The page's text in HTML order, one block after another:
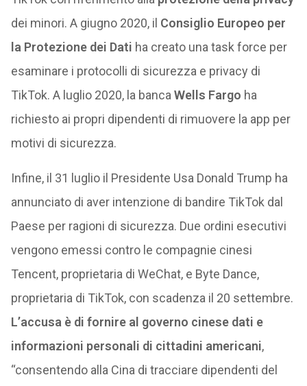
dei minori. A giugno 2020, il Consiglio Europeo per
la Protezione dei Dati ha creato una task force per
esaminare i protocolli di sicurezza e privacy di
TikTok. A luglio 2020, la banca Wells Fargo ha
richiesto ai propri dipendenti di rimuovere la app per
motivi di sicurezza.
Infine, il 31 luglio il Presidente Usa Donald Trump ha
annunciato di aver intenzione di bandire TikTok dal
Paese per ragioni di sicurezza. Due ordini esecutivi
vengono emessi contro le compagnie cinesi
Tencent, proprietaria di WeChat, e Byte Dance,
proprietaria di TikTok, con scadenza il 20 settembre.
L’accusa è di fornire al governo cinese dati e
informazioni personali di cittadini americani,
“consentendo alla Cina di tracciare dipendenti del